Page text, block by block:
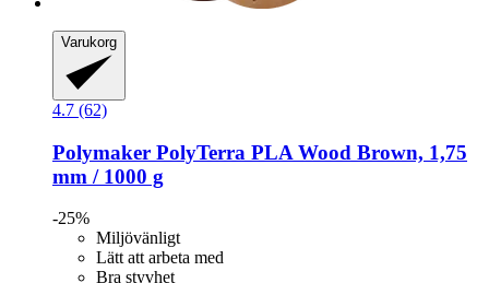
Varukorg
4.7 (62)
Polymaker PolyTerra PLA Wood Brown, 1,75
mm / 1000 g
-25%
Miljövänligt
Lätt att arbeta med
Bra styvhet